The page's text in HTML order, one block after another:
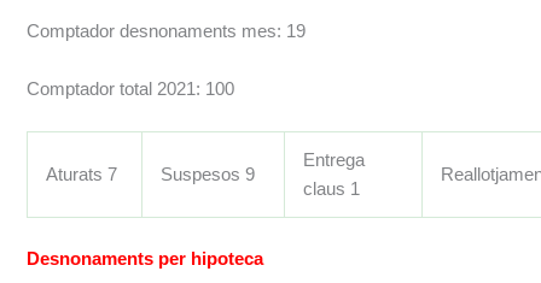
Comptador desnonaments mes: 19
Comptador total 2021: 100
Aturats 7 Suspesos 9
Entrega
claus 1
Desnonaments per hipoteca